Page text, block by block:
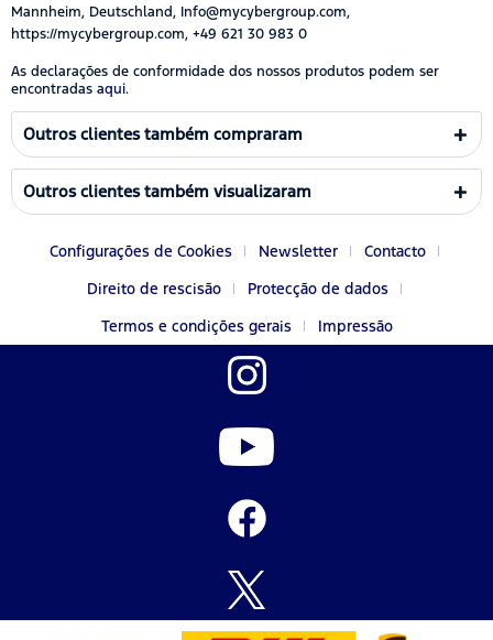
Mannheim, Deutschland, Info@mycybergroup.com,
https://mycybergroup.com, +49 621 30 983 0
As declarações de conformidade dos nossos produtos podem ser
encontradas aqui.
Outros clientes também compraram
Outros clientes também visualizaram
Configurações de Cookies Newsletter
Contacto
Direito de rescisão
Protecção de dados
Termos e condições gerais
Impressão